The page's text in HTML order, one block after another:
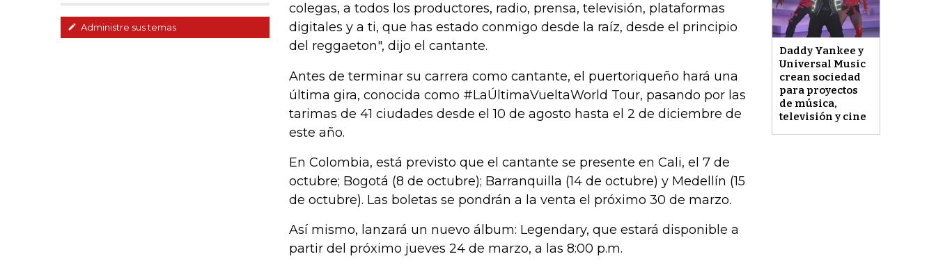
Administre sus temas
Daddy Yankee y
Universal Music
crean sociedad
para proyectos
de música,
televisión y cine
colegas, a todos los productores, radio, prensa, televisión, plataformas
digitales y a ti, que has estado conmigo desde la raíz, desde el principio
del reggaeton", dijo el cantante.
Antes de terminar su carrera como cantante, el puertoriqueño hará una
última gira, conocida como #LaÚltimaVueltaWorld Tour, pasando por las
tarimas de 41 ciudades desde el 10 de agosto hasta el 2 de diciembre de
este año.
En Colombia, está previsto que el cantante se presente en Cali, el 7 de
octubre; Bogotá (8 de octubre); Barranquilla (14 de octubre) y Medellín (15
de octubre). Las boletas se pondrán a la venta el próximo 30 de marzo.
Así mismo, lanzará un nuevo álbum: Legendary, que estará disponible a
partir del próximo jueves 24 de marzo, a las 8:00 p.m.